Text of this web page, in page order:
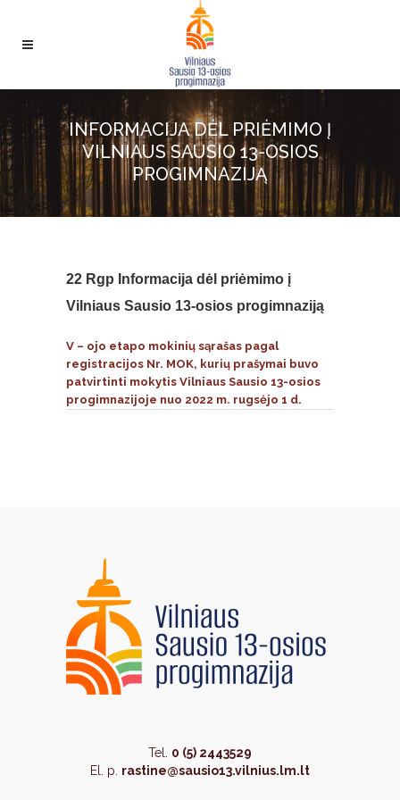
INFORMACIJA DĖL PRIĖMIMO Į
VILNIAUS SAUSIO 13-OSIOS
PROGIMNAZIJĄ
22 Rgp Informacija dėl priėmimo į
Vilniaus Sausio 13-osios progimnaziją
V – ojo etapo mokinių sąrašas pagal
registracijos Nr. MOK, kurių prašymai buvo
patvirtinti mokytis Vilniaus Sausio 13-osios
progimnazijoje nuo 2022 m. rugsėjo 1 d.
Tel. 0 (5) 2443529
El. p. rastine@sausio13.vilnius.lm.lt